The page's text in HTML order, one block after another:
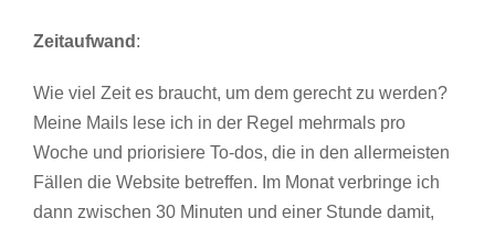
Zeitaufwand :
Wie viel Zeit es braucht, um dem gerecht zu werden?
Meine Mails lese ich in der Regel mehrmals pro
Woche und priorisiere To-dos, die in den allermeisten
Fällen die Website betreffen. Im Monat verbringe ich
dann zwischen 30 Minuten und einer Stunde damit,